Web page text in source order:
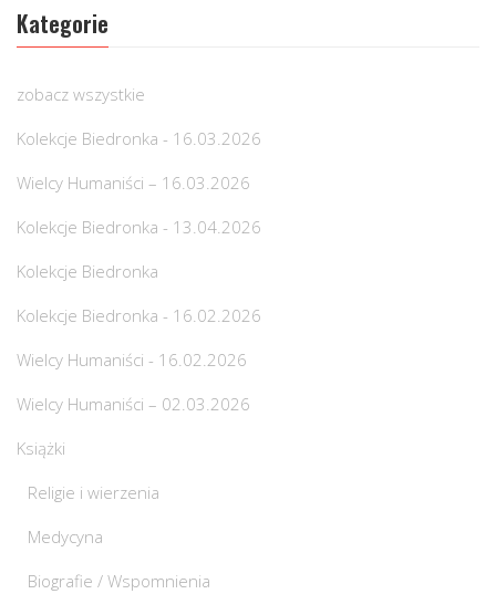
Kategorie
zobacz wszystkie
Kolekcje Biedronka - 16.03.2026
Wielcy Humaniści – 16.03.2026
Kolekcje Biedronka - 13.04.2026
Kolekcje Biedronka
Kolekcje Biedronka - 16.02.2026
Wielcy Humaniści - 16.02.2026
Wielcy Humaniści – 02.03.2026
Książki
Religie i wierzenia
Medycyna
Biografie / Wspomnienia